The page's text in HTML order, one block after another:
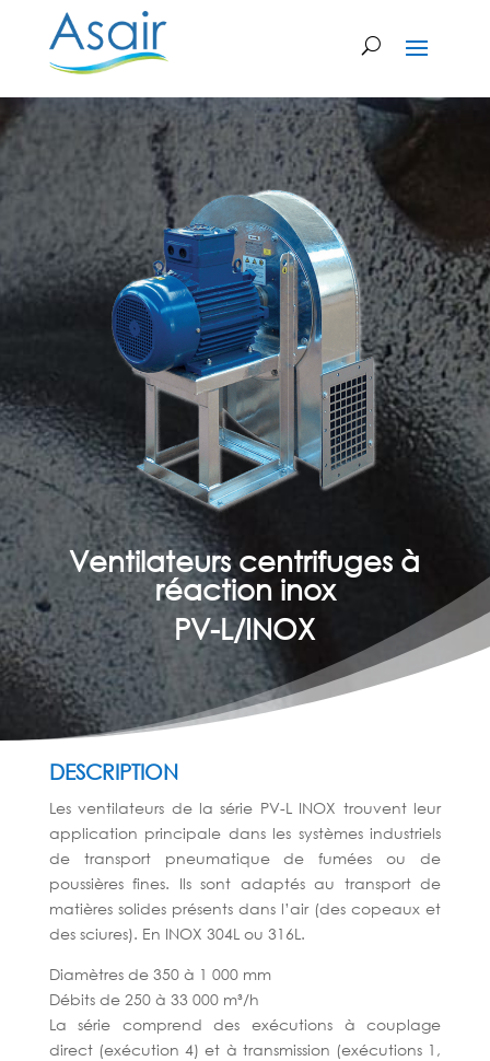
Ventilateurs centrifuges à
réaction inox
PV-L/INOX
DESCRIPTION
Les ventilateurs de la série PV-L INOX trouvent leur
application principale dans les systèmes industriels
de transport pneumatique de fumées ou de
poussières fines. Ils sont adaptés au transport de
matières solides présents dans l’air (des copeaux et
des sciures). En INOX 304L ou 316L.
Diamètres de 350 à 1 000 mm
Débits de 250 à 33 000 m³/h
La série comprend des exécutions à couplage
direct (exécution 4) et à transmission (exécutions 1,